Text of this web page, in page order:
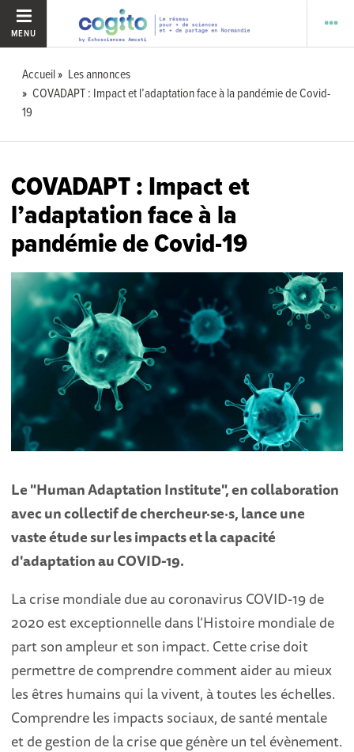
MENU
Accueil
Les annonces
COVADAPT : Impact et l’adaptation face à la pandémie de Covid-
19
COVADAPT : Impact et
l’adaptation face à la
pandémie de Covid-19
Le "Human Adaptation Institute", en collaboration
avec un collectif de chercheur·se·s, lance une
vaste étude sur les impacts et la capacité
d'adaptation au COVID-19.
La crise mondiale due au coronavirus COVID-19 de
2020 est exceptionnelle dans l’Histoire mondiale de
part son ampleur et son impact. Cette crise doit
permettre de comprendre comment aider au mieux
les êtres humains qui la vivent, à toutes les échelles.
Comprendre les impacts sociaux, de santé mentale
et de gestion de la crise que génère un tel évènement.